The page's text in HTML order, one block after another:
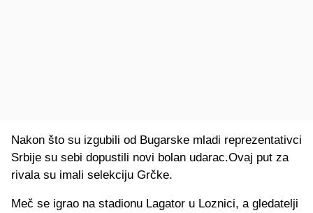
Nakon što su izgubili od Bugarske mladi reprezentativci
Srbije su sebi dopustili novi bolan udarac.Ovaj put za
rivala su imali selekciju Grčke.
Meč se igrao na stadionu Lagator u Loznici, a gledatelji